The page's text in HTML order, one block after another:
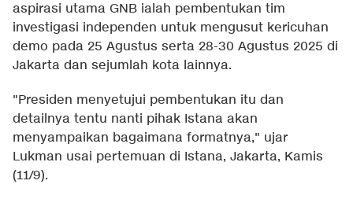
aspirasi utama GNB ialah pembentukan tim
investigasi independen untuk mengusut kericuhan
demo pada 25 Agustus serta 28-30 Agustus 2025 di
Jakarta dan sejumlah kota lainnya.
"Presiden menyetujui pembentukan itu dan
detailnya tentu nanti pihak Istana akan
menyampaikan bagaimana formatnya," ujar
Lukman usai pertemuan di Istana, Jakarta, Kamis
(11/9).